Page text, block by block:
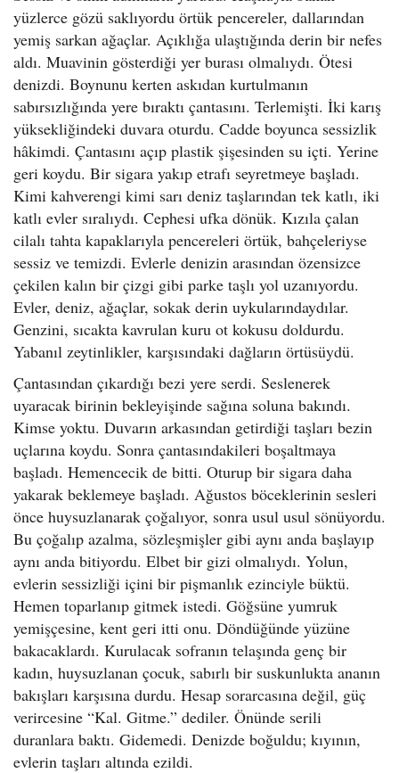
o
n
yüzlerce gözü saklıyordu örtük pencereler, dallarından
yemiş sarkan ağaçlar. Açıklığa ulaştığında derin bir nefes
aldı. Muavinin gösterdiği yer burası olmalıydı. Ötesi
denizdi. Boynunu kerten askıdan kurtulmanın
sabırsızlığında yere bıraktı çantasını. Terlemişti. İki karış
yüksekliğindeki duvara oturdu. Cadde boyunca sessizlik
hâkimdi. Çantasını açıp plastik şişesinden su içti. Yerine
geri koydu. Bir sigara yakıp etrafı seyretmeye başladı.
Kimi kahverengi kimi sarı deniz taşlarından tek katlı, iki
katlı evler sıralıydı. Cephesi ufka dönük. Kızıla çalan
cilalı tahta kapaklarıyla pencereleri örtük, bahçeleriyse
sessiz ve temizdi. Evlerle denizin arasından özensizce
çekilen kalın bir çizgi gibi parke taşlı yol uzanıyordu.
Evler, deniz, ağaçlar, sokak derin uykularındaydılar.
Genzini, sıcakta kavrulan kuru ot kokusu doldurdu.
Yabanıl zeytinlikler, karşısındaki dağların örtüsüydü.
Çantasından çıkardığı bezi yere serdi. Seslenerek
uyaracak birinin bekleyişinde sağına soluna bakındı.
Kimse yoktu. Duvarın arkasından getirdiği taşları bezin
uçlarına koydu. Sonra çantasındakileri boşaltmaya
başladı. Hemencecik de bitti. Oturup bir sigara daha
yakarak beklemeye başladı. Ağustos böceklerinin sesleri
önce huysuzlanarak çoğalıyor, sonra usul usul sönüyordu.
Bu çoğalıp azalma, sözleşmişler gibi aynı anda başlayıp
aynı anda bitiyordu. Elbet bir gizi olmalıydı. Yolun,
evlerin sessizliği içini bir pişmanlık ezinciyle büktü.
Hemen toparlanıp gitmek istedi. Göğsüne yumruk
yemişçesine, kent geri itti onu. Döndüğünde yüzüne
bakacaklardı. Kurulacak sofranın telaşında genç bir
kadın, huysuzlanan çocuk, sabırlı bir suskunlukta ananın
bakışları karşısına durdu. Hesap sorarcasına değil, güç
verircesine “Kal. Gitme.” dediler. Önünde serili
duranlara baktı. Gidemedi. Denizde boğuldu; kıyının,
evlerin taşları altında ezildi.